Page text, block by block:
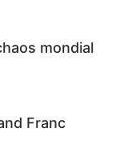
mondial
Franc